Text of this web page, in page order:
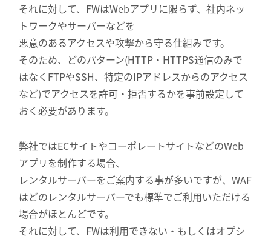
それに対して、FWはWebアプリに限らず、社内ネッ
トワークやサーバーなどを
悪意のあるアクセスや攻撃から守る仕組みです。
そのため、どのパターン(HTTP・HTTPS通信のみで
はなくFTPやSSH、特定のIPアドレスからのアクセス
など)でアクセスを許可・拒否するかを事前設定して
おく必要があります。
弊社ではECサイトやコーポレートサイトなどのWeb
アプリを制作する場合、
レンタルサーバーをご案内する事が多いですが、WAF
はどのレンタルサーバーでも標準でご利用いただける
場合がほとんどです。
それに対して、FWは利用できない・もしくはオプシ